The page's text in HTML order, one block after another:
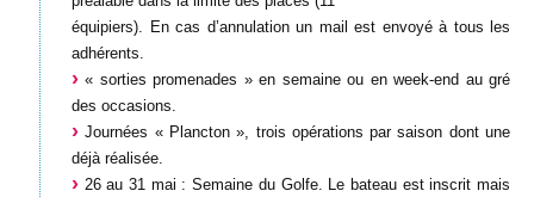
équipiers). En cas d’annulation un mail est envoyé à tous les
adhérents.
« sorties promenades » en semaine ou en week-end au gré
des occasions.
Journées « Plancton », trois opérations par saison dont une
déjà réalisée.
26 au 31 mai : Semaine du Golfe. Le bateau est inscrit mais